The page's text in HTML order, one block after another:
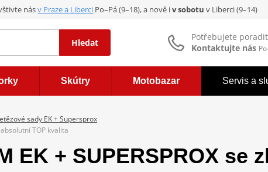
násv Praze a Liberci Po–Pá (9–18), a nově iv sobotu v Liberci (9–14)
Hledat
Potřebujete
Kontaktujte nás
Skútry Motobazar Servis a
sady EK + Supersprox
TOP kvalita
EK + SUPERSPROX se